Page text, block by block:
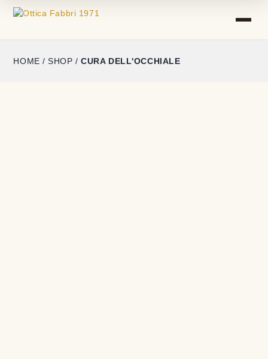
HOME /SHOP /CURA DELL'OCCHIALE